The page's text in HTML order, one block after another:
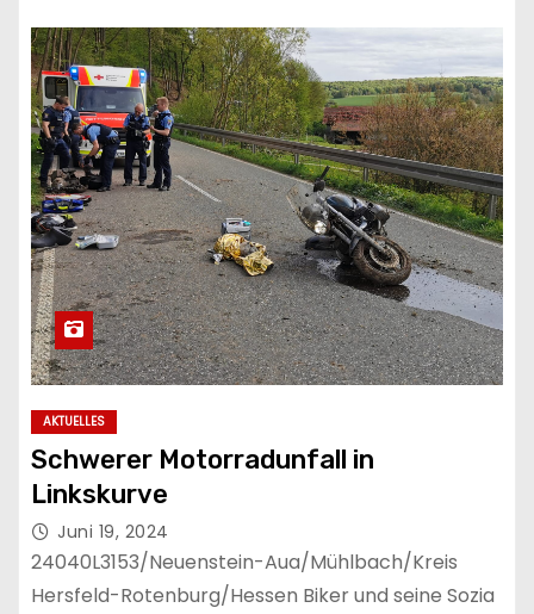
AKTUELLES
Schwerer Motorradunfall in
Linkskurve
Juni 19, 2024
24040L3153/Neuenstein-Aua/Mühlbach/Kreis
Hersfeld-Rotenburg/Hessen Biker und seine Sozia